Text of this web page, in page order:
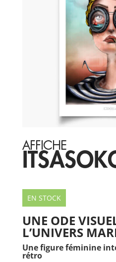
AFFICHE
EN STOCK
UNE ODE
L’UNIVERS
Une figure féminine
rétro